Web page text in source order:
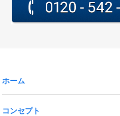
ホーム
コンセプト